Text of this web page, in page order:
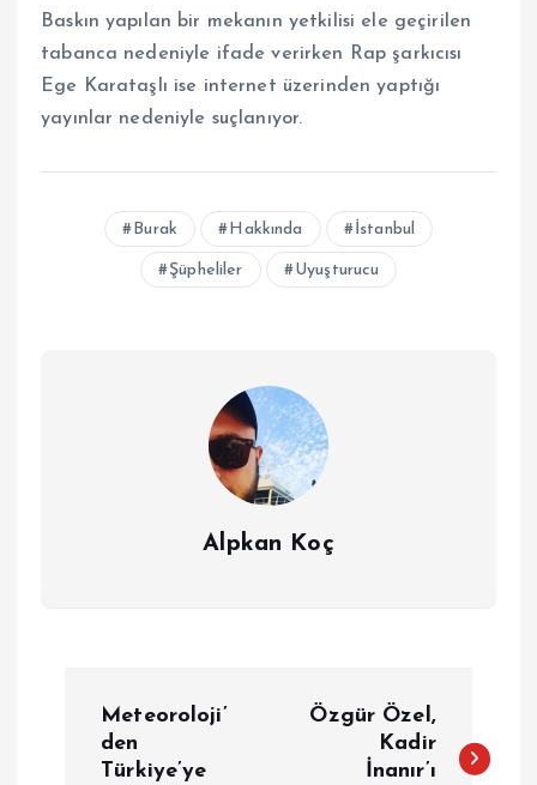
Baskın yapılan bir mekanın yetkilisi ele geçirilen
tabanca nedeniyle ifade verirken Rap şarkıcısı
Ege Karataşlı ise internet üzerinden yaptığı
yayınlar nedeniyle suçlanıyor.
Burak Hakkında İstanbul
Şüpheliler Uyuşturucu
Alpkan Koç
Meteoroloji’
den
Türkiye’ye
Özgür Özel,
Kadir
İnanır’ı